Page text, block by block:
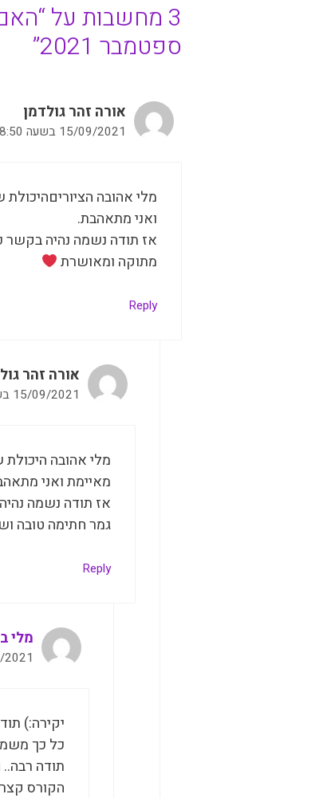
3 מחשבות על
ספטמבר 2021”
אורה זהר גולדמן
15/09/2021 בשעה 08:50
מלי אהובה
ואני מתאהבת.
אז תודה נשמה נהיה בקשר
מתוקה ומאושרת
Reply
אורה זהר
15/09/2021 בשעה 08:52
מלי אהובה
מאיימת ואני
אז תודה נשמה
גמר חתימה טובה
Reply
מלי
15/09/
יקירה:)
כל כך
תודה